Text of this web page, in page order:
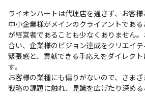
ライオンハートは代理店を通さず、お客様
中小企業様がメインのクライアントであ
が経営者であることも少なくありません
合い、企業様のビジョン達成をクリエイ
緊張感と、貢献できる手応えをダイレク
す。
お客様の業種にも偏りがないので、さま
戦略の課題に触れ、見識を広げたり深める